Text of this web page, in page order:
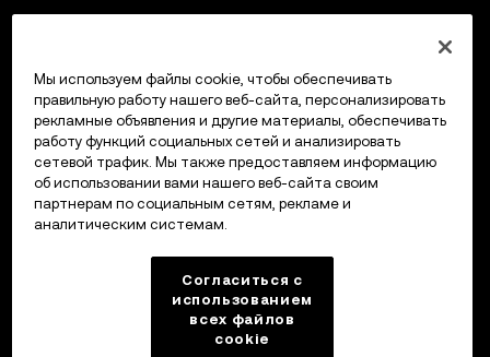
Мы используем файлы cookie, чтобы обеспечивать
правильную работу нашего веб-сайта, персонализировать
рекламные объявления и другие материалы, обеспечивать
работу функций социальных сетей и анализировать
сетевой трафик. Мы также предоставляем информацию
об использовании вами нашего веб-сайта своим
партнерам по социальным сетям, рекламе и
аналитическим системам.
Согласиться с
использованием
всех файлов
cookie